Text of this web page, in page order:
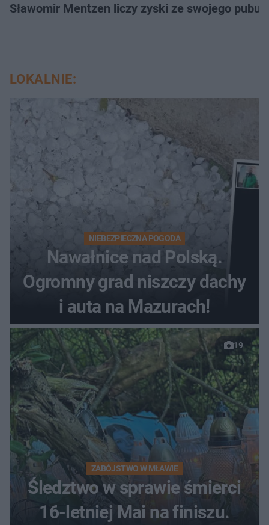
Sławomir Mentzen liczy zyski ze swojego
LOKALNIE:
NIEBEZPIECZNA POGODA
Nawałnice nad Polską.
Ogromny grad niszczy dachy
i auta na Mazurach!
19
ZABÓJSTWO W MŁAWIE
Śledztwo w sprawie śmierci
16-letniej Mai na finiszu.